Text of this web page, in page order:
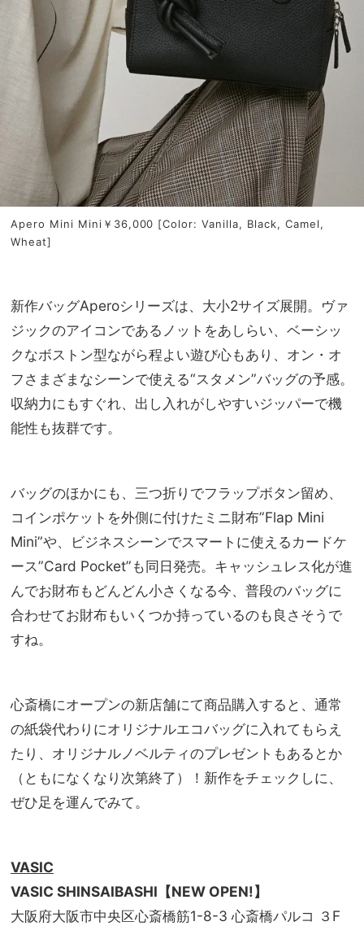
Apero Mini Mini￥36,000 [Color: Vanilla, Black, Camel,
Wheat]
新作バッグAperoシリーズは、大小2サイズ展開。ヴァ
ジックのアイコンであるノットをあしらい、ベーシッ
クなボストン型ながら程よい遊び心もあり、オン・オ
フさまざまなシーンで使える“スタメン”バッグの予感。
収納力にもすぐれ、出し入れがしやすいジッパーで機
能性も抜群です。
バッグのほかにも、三つ折りでフラップボタン留め、
コインポケットを外側に付けたミニ財布”Flap Mini
Mini”や、ビジネスシーンでスマートに使えるカードケ
ース”Card Pocket”も同日発売。キャッシュレス化が進
んでお財布もどんどん小さくなる今、普段のバッグに
合わせてお財布もいくつか持っているのも良さそうで
すね。
心斎橋にオープンの新店舗にて商品購入すると、通常
の紙袋代わりにオリジナルエコバッグに入れてもらえ
たり、オリジナルノベルティのプレゼントもあるとか
（ともになくなり次第終了）！新作をチェックしに、
ぜひ足を運んでみて。
VASIC
VASIC SHINSAIBASHI【NEW OPEN!】
大阪府大阪市中央区心斎橋筋1-8-3 心斎橋パルコ ３F